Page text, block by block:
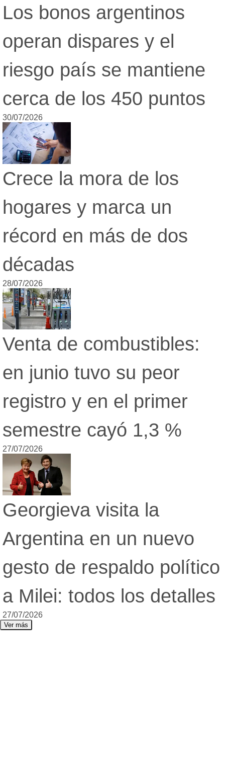
Los bonos argentinos
operan dispares y el
riesgo país se mantiene
cerca de los 450 puntos
30/07/2026
Crece la mora de los
hogares y marca un
récord en más de dos
décadas
28/07/2026
Venta de combustibles:
en junio tuvo su peor
registro y en el primer
semestre cayó 1,3 %
27/07/2026
Georgieva visita la
Argentina en un nuevo
gesto de respaldo político
a Milei: todos los detalles
27/07/2026
Ver más